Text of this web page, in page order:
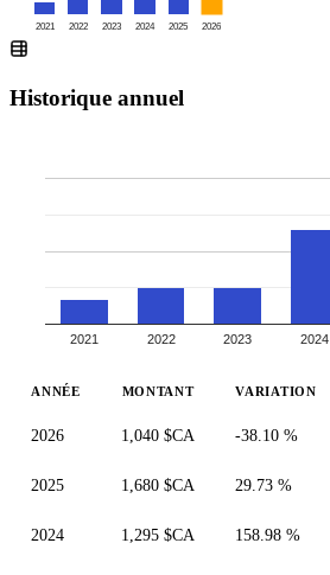
2021 2022 2023 2024 2025 2026
Historique annuel
2021 2022 2023 2024
ANNÉE MONTANT VARIATION
2026 1,040 $CA -38.10 %
2025 1,680 $CA 29.73 %
2024 1,295 $CA 158.98 %